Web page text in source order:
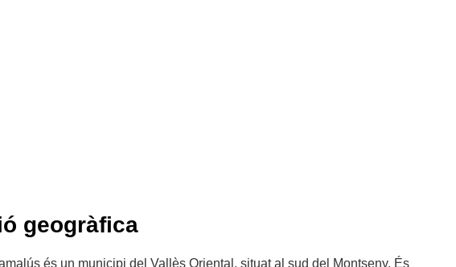
geogràfica
és un municipi del Vallès Oriental, situat al sud del Montseny. És